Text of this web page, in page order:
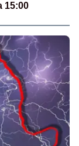
15:00